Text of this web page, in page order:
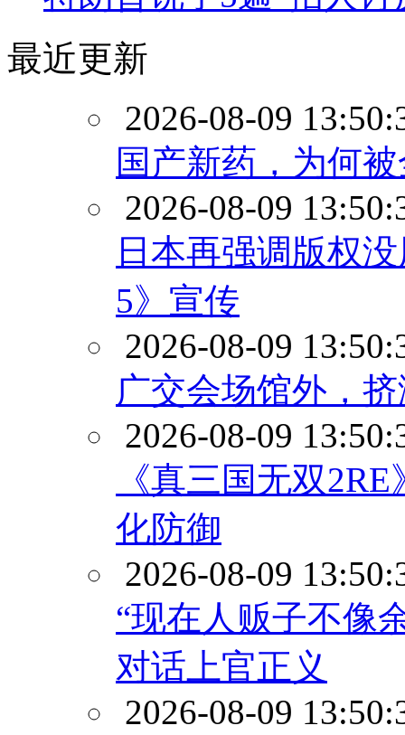
最近更新
2026-08-09
国产新药，为何
2026-08-09
日本再强调版权
5》宣传
2026-08-09
广交会场馆外，
2026-08-09
《真三国无双
化防御
2026-08-09
“现在人贩子不像
对话上官正义
2026-08-09